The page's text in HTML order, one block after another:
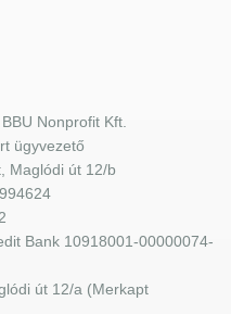
Nonprofit Kft.
ügyvezető
Maglódi út 12/b
Bank 10918001-00000074-
út 12/a (Merkapt